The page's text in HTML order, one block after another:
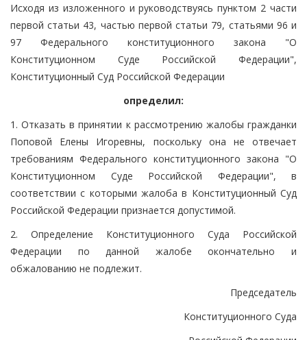
Исходя из изложенного и руководствуясь пунктом 2 части
первой статьи 43, частью первой статьи 79, статьями 96 и
97 Федерального конституционного закона "О
Конституционном Суде Российской Федерации",
Конституционный Суд Российской Федерации
определил:
1. Отказать в принятии к рассмотрению жалобы гражданки
Поповой Елены Игоревны, поскольку она не отвечает
требованиям Федерального конституционного закона "О
Конституционном Суде Российской Федерации", в
соответствии с которыми жалоба в Конституционный Суд
Российской Федерации признается допустимой.
2. Определение Конституционного Суда Российской
Федерации по данной жалобе окончательно и
обжалованию не подлежит.
Председатель
Конституционного Суда